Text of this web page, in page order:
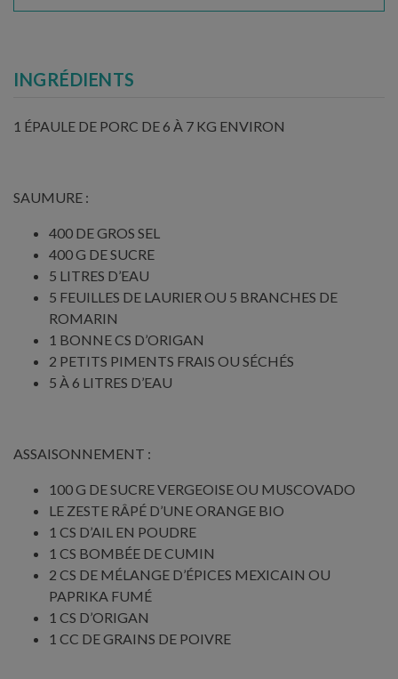
INGRÉDIENTS
1 ÉPAULE DE PORC DE 6 À 7 KG ENVIRON
SAUMURE :
400 DE GROS SEL
400 G DE SUCRE
5 LITRES D’EAU
5 FEUILLES DE LAURIER OU 5 BRANCHES DE
ROMARIN
1 BONNE CS D’ORIGAN
2 PETITS PIMENTS FRAIS OU SÉCHÉS
5 À 6 LITRES D’EAU
ASSAISONNEMENT :
100 G DE SUCRE VERGEOISE OU MUSCOVADO
LE ZESTE RÂPÉ D’UNE ORANGE BIO
1 CS D’AIL EN POUDRE
1 CS BOMBÉE DE CUMIN
2 CS DE MÉLANGE D’ÉPICES MEXICAIN OU
PAPRIKA FUMÉ
1 CS D’ORIGAN
1 CC DE GRAINS DE POIVRE